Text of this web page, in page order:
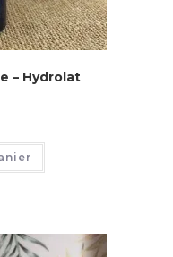
– Hydrolat